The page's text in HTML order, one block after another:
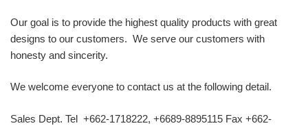
Our goal is to provide the highest quality products with great
designs to our customers. We serve our customers with
honesty and sincerity.
We welcome everyone to contact us at the following detail.
Sales Dept. Tel +662-1718222, +6689-8895115 Fax +662-